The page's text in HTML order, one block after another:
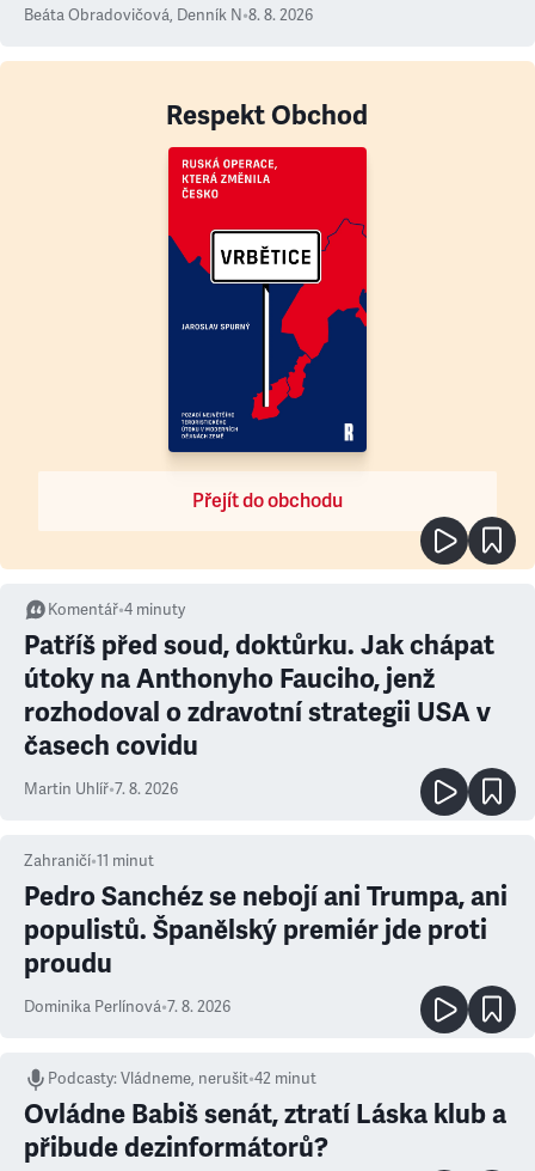
Beáta Obradovičová, Denník N•8. 8. 2026
Respekt Obchod
Přejít do obchodu
Komentář•4 minuty
Patříš před soud, doktůrku. Jak chápat
útoky na Anthonyho Fauciho, jenž
rozhodoval o zdravotní strategii USA v
časech covidu
Martin Uhlíř•7. 8. 2026
Zahraničí•11 minut
Pedro Sanchéz se nebojí ani Trumpa, ani
populistů. Španělský premiér jde proti
proudu
Dominika Perlínová•7. 8. 2026
Podcasty:Vládneme, nerušit•42 minut
Ovládne Babiš senát, ztratí Láska klub a
přibude dezinformátorů?